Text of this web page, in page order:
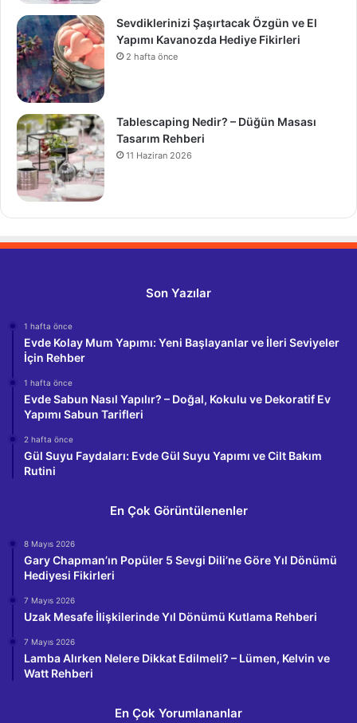
Sevdiklerinizi Şaşırtacak Özgün ve El
Yapımı Kavanozda Hediye Fikirleri
2 hafta önce
Tablescaping Nedir? – Düğün Masası
Tasarım Rehberi
11 Haziran 2026
Son Yazılar
1 hafta önce
Evde Kolay Mum Yapımı: Yeni Başlayanlar ve İleri Seviyeler
İçin Rehber
1 hafta önce
Evde Sabun Nasıl Yapılır? – Doğal, Kokulu ve Dekoratif Ev
Yapımı Sabun Tarifleri
2 hafta önce
Gül Suyu Faydaları: Evde Gül Suyu Yapımı ve Cilt Bakım
Rutini
En Çok Görüntülenenler
8 Mayıs 2026
Gary Chapman’ın Popüler 5 Sevgi Dili’ne Göre Yıl Dönümü
Hediyesi Fikirleri
7 Mayıs 2026
Uzak Mesafe İlişkilerinde Yıl Dönümü Kutlama Rehberi
7 Mayıs 2026
Lamba Alırken Nelere Dikkat Edilmeli? – Lümen, Kelvin ve
Watt Rehberi
En Çok Yorumlananlar